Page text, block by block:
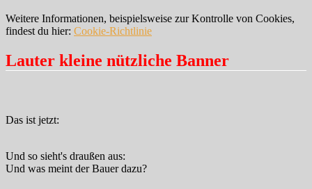
Weitere Informationen, beispielsweise zur Kontrolle von Cookies,
findest du hier: Cookie-Richtlinie
Lauter kleine nützliche Banner
Das ist jetzt:
Und so sieht's draußen aus:
Und was meint der Bauer dazu?